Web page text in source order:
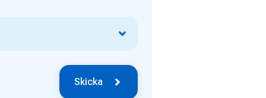
Skicka